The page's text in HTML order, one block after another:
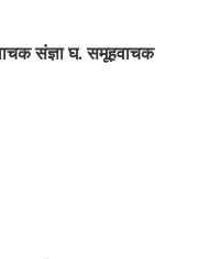
संज्ञा घ. समूहवाचक